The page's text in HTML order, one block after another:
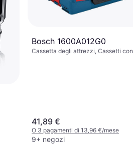
Bosch 1600A012G0
Cassetta degli attrezzi, Cassetti con
41,89 €
O 3 pagamenti di 13,96 €/mese
9+ negozi